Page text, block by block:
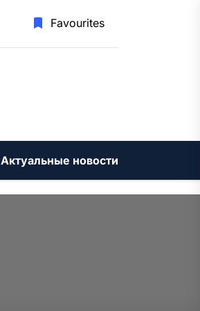
Favourites
Актуальные новости